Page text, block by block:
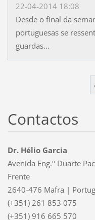
22-04-2014 18:08
Desde o final da
portuguesas se
guardas...
Contactos
Dr. Hélio Garcia
Avenida Eng.º Duarte
Frente
2640-476 Mafra |
(+351) 261 853 075
(+351) 916 665 570